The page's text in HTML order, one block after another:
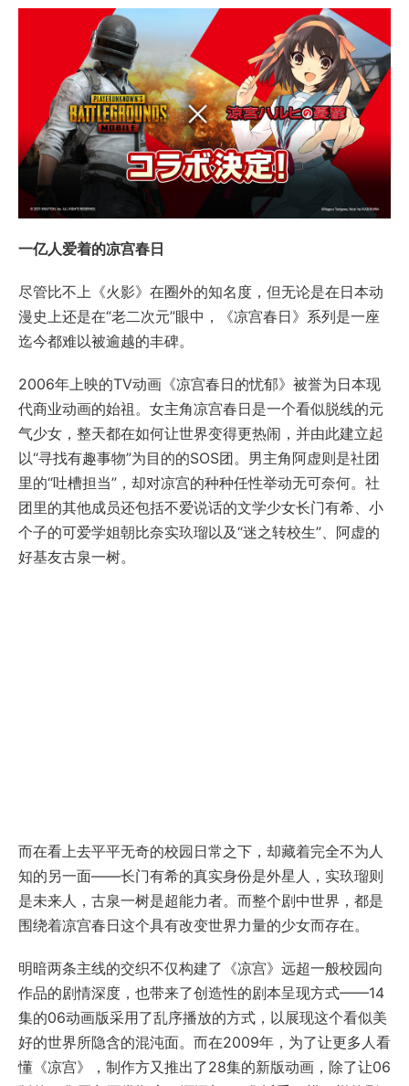
一亿人爱着的凉宫春日
尽管比不上《火影》在圈外的知名度，但无论是在日本动
漫史上还是在“老二次元”眼中，《凉宫春日》系列是一座
迄今都难以被逾越的丰碑。
2006年上映的TV动画《凉宫春日的忧郁》被誉为日本现
代商业动画的始祖。女主角凉宫春日是一个看似脱线的元
气少女，整天都在如何让世界变得更热闹，并由此建立起
以“寻找有趣事物”为目的的SOS团。男主角阿虚则是社团
里的“吐槽担当”，却对凉宫的种种任性举动无可奈何。社
团里的其他成员还包括不爱说话的文学少女长门有希、小
个子的可爱学姐朝比奈实玖瑠以及“迷之转校生”、阿虚的
好基友古泉一树。
而在看上去平平无奇的校园日常之下，却藏着完全不为人
知的另一面——长门有希的真实身份是外星人，实玖瑠则
是未来人，古泉一树是超能力者。而整个剧中世界，都是
围绕着凉宫春日这个具有改变世界力量的少女而存在。
明暗两条主线的交织不仅构建了《凉宫》远超一般校园向
作品的剧情深度，也带来了创造性的剧本呈现方式——14
集的06动画版采用了乱序播放的方式，以展现这个看似美
好的世界所隐含的混沌面。而在2009年，为了让更多人看
懂《凉宫》，制作方又推出了28集的新版动画，除了让06